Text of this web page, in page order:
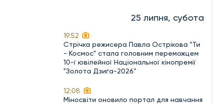
25 липня, субота
19:52
Стрічка режисера Павла Острікова "Ти
- Космос" стала головним переможцем
10-ї ювілейної Національної кінопремії
"Золота Дзиґа-2026"
12:08
Міносвіти оновило портал для навчання